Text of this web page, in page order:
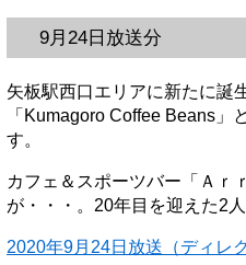
9月24日放送分
矢板駅西口エリアに新たに誕
「Kumagoro Coffee Beans
す。
カフェ＆スポーツバー「Ａｒ
が・・・。20年目を迎えた2
2020年9月24日放送（ディレ